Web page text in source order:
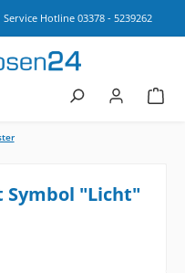
Service Hotline 03378 - 5239262
"Licht"